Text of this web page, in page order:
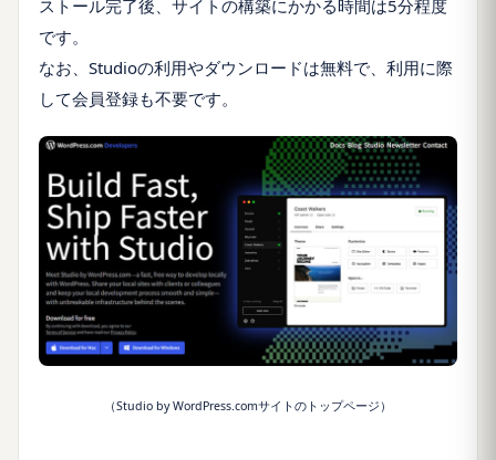
ストール完了後、サイトの構築にかかる時間は5分程度
です。
なお、Studioの利用やダウンロードは無料で、利用に際
して会員登録も不要です。
（Studio by WordPress.comサイトのトップページ）